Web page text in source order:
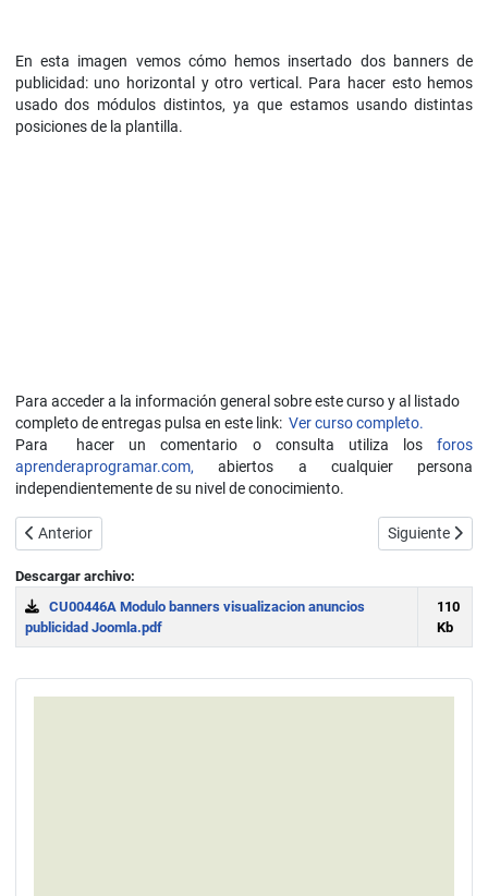
En esta imagen vemos cómo hemos insertado dos banners de
publicidad: uno horizontal y otro vertical. Para hacer esto hemos
usado dos módulos distintos, ya que estamos usando distintas
posiciones de la plantilla.
Para acceder a la información general sobre este curso y al listado
completo de entregas pulsa en este link: Ver curso completo.
Para hacer un comentario o consulta utiliza losforos
aprenderaprogramar.com, abiertos a cualquier persona
independientemente de su nivel de conocimiento.
Artículo anterior: Clientes, banners, gestión anuncios publicidad
Anterior Artículo
Siguiente
Descargar archivo:
CU00446A Modulo banners visualizacion anuncios
publicidad Joomla.pdf
110
Kb